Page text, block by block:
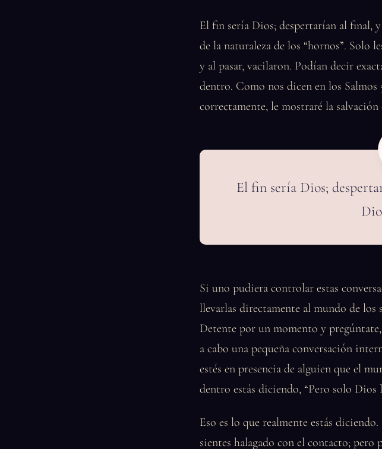
El fin sería Dios; despertarían al final,
de la naturaleza de los “hornos”. Solo
y al pasar, vacilaron. Podían decir
dentro. Como nos dicen en los Salmos
correctamente, le mostraré la salvación
El fin sería Dios;
Si uno pudiera controlar estas
llevarlas directamente al mundo de los
Detente por un momento y pregúntate,
a cabo una pequeña conversación
estés en presencia de alguien que el
dentro estás diciendo, “Pero solo Dios
Eso es lo que realmente estás
sientes halagado con el contacto; pero